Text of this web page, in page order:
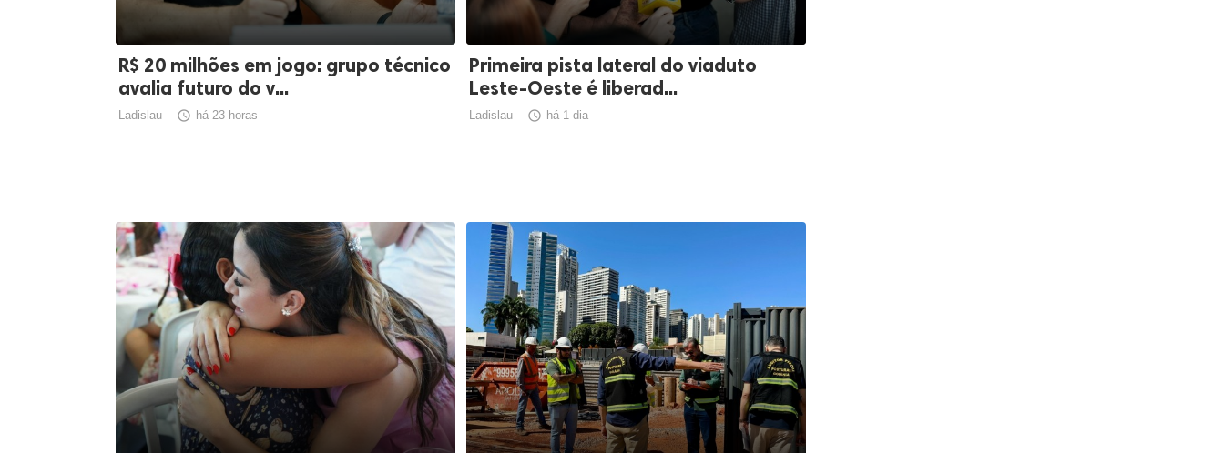
R$ 20 milhões em jogo: grupo técnico
avalia futuro do v...
Ladislau  há 23 horas
Primeira pista lateral do viaduto
Leste-Oeste é liberad...
Ladislau  há 1 dia